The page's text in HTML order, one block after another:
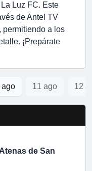
Luz FC. Este
de Antel TV
permitiendo a los
¡Prepárate
ago 11 ago 12
de San